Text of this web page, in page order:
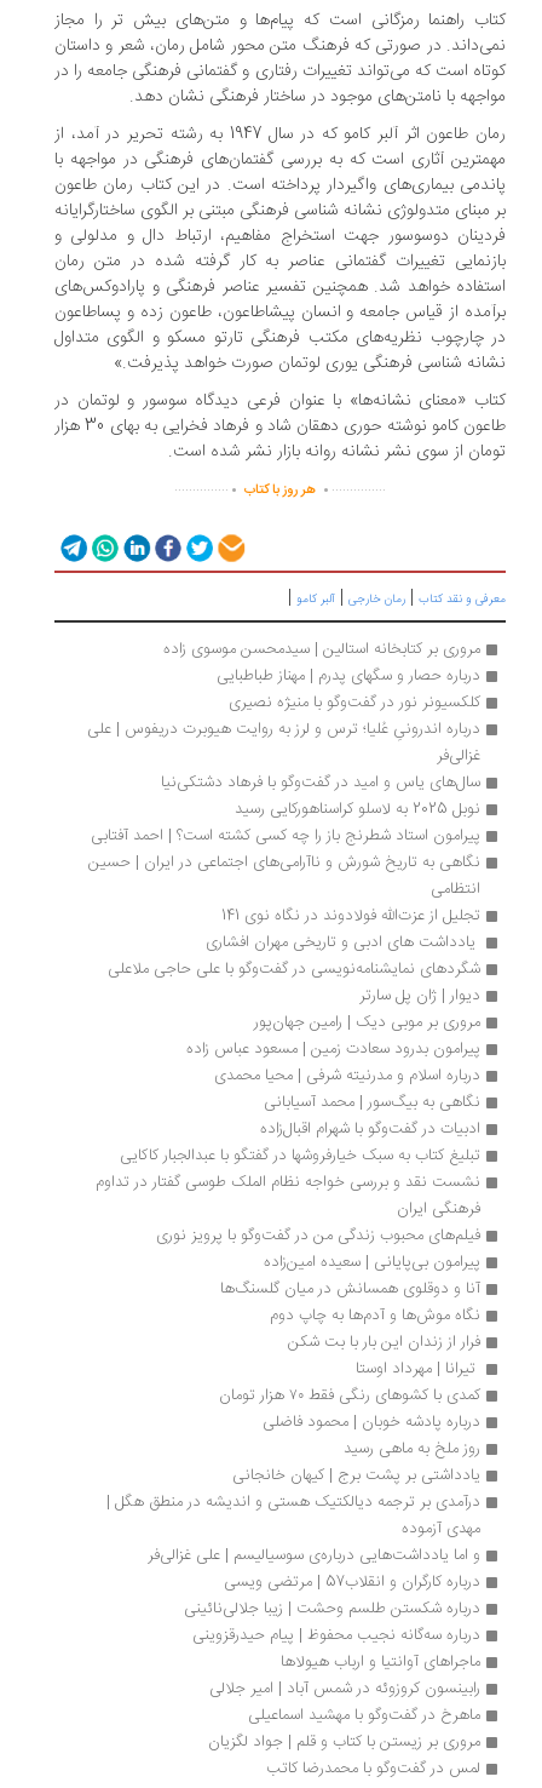
راهنما رمزگانی است که پیام‌ها و متن‌های بیش تر را مجاز
در صورتی که فرهنگ متن محور شامل رمان، شعر و داستان
است که می‌تواند تغییرات رفتاری و گفتمانی فرهنگی جامعه را در
با نامتن‌های موجود در ساختار فرهنگی نشان دهد.
رمان طاعون اثر آلبر کامو که در سال 1947 به رشته تحریر در آمد، از
آثاری است که به بررسی گفتمان‌های فرهنگی در مواجهه با
بیماری‌های واگیردار پرداخته است. در این کتاب رمان طاعون
مبنای متدولوژی نشانه شناسی فرهنگی مبتنی بر الگوی ساختارگرایانه
دوسوسور جهت استخراج مفاهیم، ارتباط دال و مدلولی و
تغییرات گفتمانی عناصر به کار گرفته شده در متن رمان
خواهد شد. همچنین تفسیر عناصر فرهنگی و پارادوکس‌های
از قیاس جامعه و انسان پیشاطاعون، طاعون زده و پساطاعون
چارچوب نظریه‌های مکتب فرهنگی تارتو مسکو و الگوی متداول
شناسی فرهنگی یوری لوتمان صورت خواهد پذیرفت.»
«معنای نشانه‌ها» با عنوان فرعی دیدگاه سوسور و لوتمان در
طاعون کامو نوشته حوری دهقان شاد و فرهاد فخرایی به بهای 30 هزار
از سوی نشر نشانه روانه بازار نشر شده است.
...............
. هر روز با کتاب .
...............
و نقد کتاب|رمان خارجی|آلبر کامو |
مروری بر کتابخانه استالین | سیدمحسن موسوی زاده
درباره حصار و سگهای پدرم | مهناز طباطبایی
کلکسیونر نور در گفت‌وگو با منیژه نصیری
درباره اندرونیِ عُلیا؛ ترس و لرز به روایت هیوبرت دریفوس | علی
سال‌های یاس و امید در گفت‌وگو با فرهاد دشتکی‌نیا
نوبل 2025 به لاسلو کراسناهورکایی رسید
پیرامون استاد شطرنج باز را چه کسی کشته است؟ | احمد آفتابی
انتظامی
تجلیل از عزت‌الله فولادوند در نگاه نوی 141
یادداشت ‌های ادبی و تاریخی مهران افشاری
شگردهای نمایشنامه‌نویسی در گفت‌وگو با علی حاجی ملاعلی
دیوار | ژان پل سارتر
مروری بر موبی دیک | رامین جهان‌پور
پیرامون بدرود سعادت زمین | مسعود عباس زاده
درباره اسلام و مدرنیته شرفی | محیا محمدی
نگاهی به بیگ­‌سور | محمد آسیابانی
ادبیات در گفت‌وگو با شهرام اقبال‌زاده
تبلیغ کتاب به سبک خیارفروشها در گفتگو با عبدالجبار کاکایی
نشست نقد و بررسی خواجه نظام الملک طوسی گفتار در تداوم
فرهنگی ایران
فیلم‌های محبوب زندگی من در گفت‌وگو با پرویز نوری
پیرامون بی‌پایانی | سعیده امین‌زاده
آنا و دوقلوی همسانش در میان گلسنگ‌ها
نگاه موش‌ها و آدم‌ها به چاپ دوم
فرار از زندان این بار با بت شکن
تیرانا | مهرداد اوستا
کمدی با کشوهای رنگی فقط ۷۰ هزار تومان
درباره پادشه خوبان | محمود فاضلی
روز ملخ به ماهی رسید
یادداشتی بر پشت برج | کیهان خانجانی
درآمدی بر ترجمه دیالکتیک هستی و اندیشه در منطق هگل |
مهدی آزموده
و اما یادداشت‌هایی درباره‌ی سوسیالیسم | علی غزالی‌فر
درباره کارگران و انقلاب57 | مرتضی ویسی
درباره شکستن طلسم وحشت | زیبا جلالی‌نائینی
درباره سه‌گانه نجیب محفوظ | پیام حیدرقزوینی
ماجراهای آوانتیا و ارباب هیولاها
رابینسون کروزوئه در شمس آباد | امیر جلالی
ماهرخ در گفت‌وگو با مهشید اسماعیلی
مروری بر زیستن با کتاب و قلم | جواد لگزیان
لمس در گفت‌وگو با محمدرضا کاتب